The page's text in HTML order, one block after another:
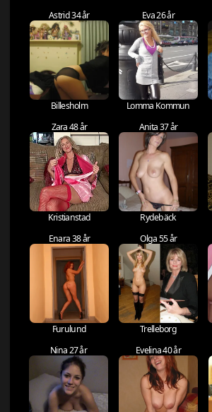
Astrid 34 år
Billesholm
Eva 26 år
Lomma Kommun
Zara 48 år
Kristianstad
Anita 37 år
Rydebäck
Enara 38 år
Furulund
Olga 55 år
Trelleborg
Nina 27 år
Evelina 40 år